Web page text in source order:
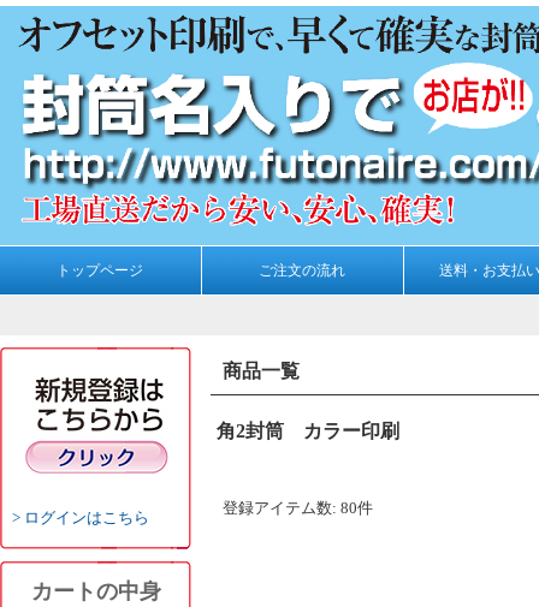
トップページ ご注文の流れ 送料・お支払
ログインはこちら
カートの中身
商品一覧
角2封筒 カラー印刷
登録アイテム数: 80件